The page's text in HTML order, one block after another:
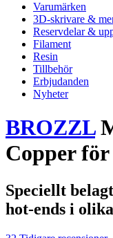
Varumärken
3D-skrivare &
Reservdelar &
Filament
Resin
Tillbehör
Erbjudanden
Nyheter
BROZZL
Copper
Speciellt
hot-ends i